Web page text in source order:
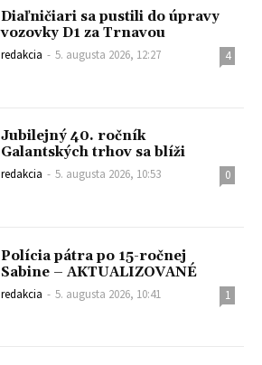
Diaľničiari sa pustili do úpravy
vozovky D1 za Trnavou
redakcia - 5. augusta 2026, 12:27 4
Jubilejný 40. ročník
Galantských trhov sa blíži
redakcia - 5. augusta 2026, 10:53 0
Polícia pátra po 15-ročnej
Sabine – AKTUALIZOVANÉ
redakcia - 5. augusta 2026, 10:41 1